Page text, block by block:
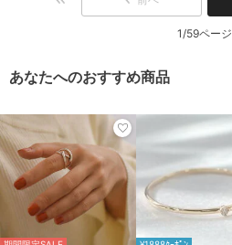
1/59ページ
あなたへのおすすめ商品